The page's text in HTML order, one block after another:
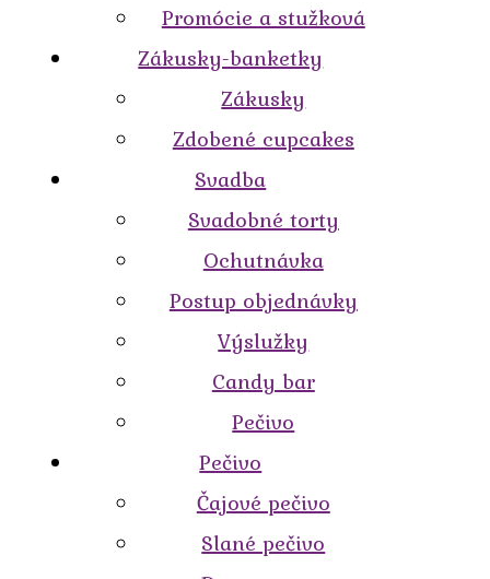
Promócie a stužková
Zákusky-banketky
Zákusky
Zdobené cupcakes
Svadba
Svadobné torty
Ochutnávka
Postup objednávky
Výslužky
Candy bar
Pečivo
Pečivo
Čajové pečivo
Slané pečivo